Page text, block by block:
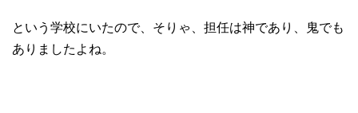
という学校にいたので、そりゃ、担任は神であり、鬼でも
ありましたよね。